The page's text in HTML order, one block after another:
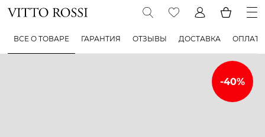
ВСЕ О ТОВАРЕ ГАРАНТИЯ ОТЗЫВЫ ДОСТАВКА ОПЛАТА